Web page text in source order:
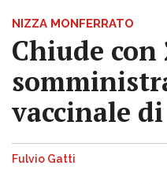
NIZZA MONFERRATO
Chiude
vaccinale
Fulvio Gatti